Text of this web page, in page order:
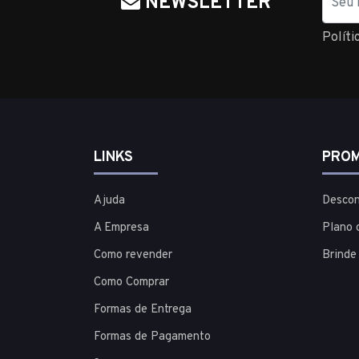
LINKS
Ajuda
A Empresa
Como revender
Como Comprar
Formas de Entrega
Formas de Pagamento
Plano
Brinde